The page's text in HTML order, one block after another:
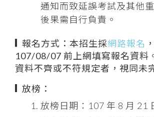
通知而致延誤考試及其他
後果需自行負責。
報名方式：本招生採網路報名
107/08/07 前上網填寫報名資料
資料不齊或不符規定者，視同未
放榜：
放榜日期：107 年 8 月 21